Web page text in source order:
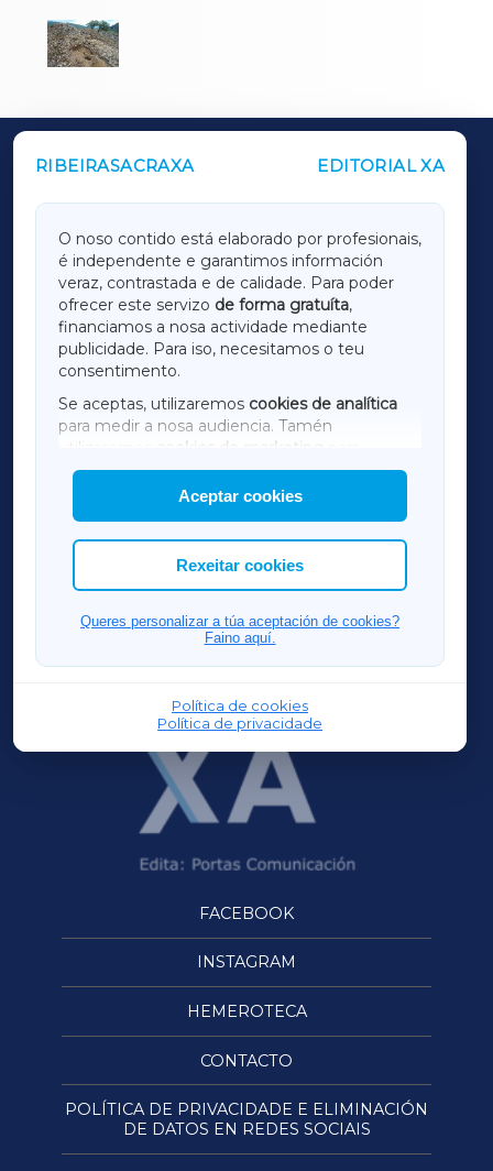
RIBEIRASACRAXA EDITORIAL XA
O noso contido está elaborado por profesionais,
é independente e garantimos información
veraz, contrastada e de calidade. Para poder
ofrecer este servizo de forma gratuíta,
financiamos a nosa actividade mediante
publicidade. Para iso, necesitamos o teu
consentimento.
Se aceptas, utilizaremos cookies de analítica
para medir a nosa audiencia. Tamén
utilizaremos
cookies de marketing
mostrar publicidade de terceiros.
Así mesmo, podes personalizar a elección das
cookies que desexas permitir.
Aceptar cookies
Rexeitar cookies
Queres personalizar a túa aceptación de cookies?
Faino aquí.
Política de cookies
Política de privacidade
OUTROS PERIÓDICOS
LUGOXA
TERRACHAXA
AMARIÑAXA
RIBEIRASACRAXA
ACORUÑAXA
FERROLXA
OURENSEXA
FACEBOOK
INSTAGRAM
HEMEROTECA
CONTACTO
POLÍTICA DE PRIVACIDADE E ELIMINACIÓN
DE DATOS EN REDES SOCIAIS